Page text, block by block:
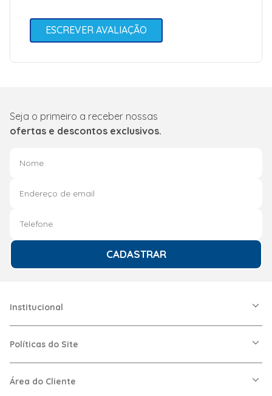
ESCREVER AVALIAÇÃO
Seja o primeiro a receber nossas
ofertas e descontos exclusivos.
CADASTRAR
Institucional
Nossas Lojas
Dúvidas Frequentes
Políticas do Site
Política de Privacidade
Área do Cliente